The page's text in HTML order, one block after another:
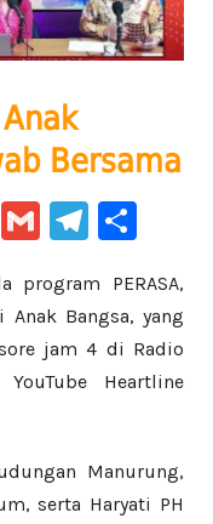
Bersama
EmailGmail
PERASA,
Anak Bangsa, yang
jam 4 di Radio
Heartline
Manurung,
serta Haryati PH